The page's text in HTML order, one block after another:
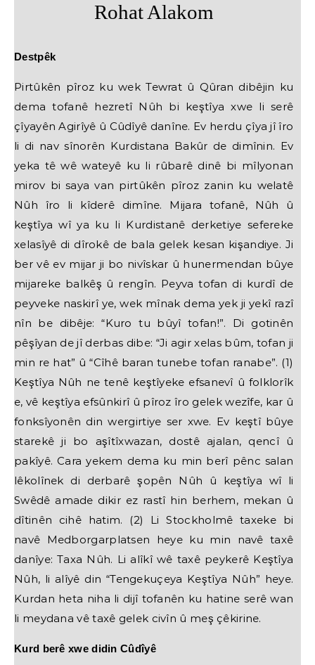
Rohat Alakom
Destpêk
Pirtûkên pîroz ku wek Tewrat û Qûran dibêjin ku
dema tofanê hezretî Nûh bi keştîya xwe li serê
çîyayên Agirîyê û Cûdîyê danîne. Ev herdu çîya jî îro
li di nav sînorên Kurdistana Bakûr de dimînin. Ev
yeka tê wê wateyê ku li rûbarê dinê bi mîlyonan
mirov bi saya van pirtûkên pîroz zanin ku welatê
Nûh îro li kîderê dimîne. Mijara tofanê, Nûh û
keştîya wî ya ku li Kurdistanê derketiye sefereke
xelasîyê di dîrokê de bala gelek kesan kişandiye. Ji
ber vê ev mijar ji bo nivîskar û hunermendan bûye
mijareke balkêş û rengîn. Peyva tofan di kurdî de
peyveke naskirî ye, wek mînak dema yek ji yekî razî
nîn be dibêje: “Kuro tu bûyî tofan!”. Di gotinên
pêşîyan de jî derbas dibe: “Ji agir xelas bûm, tofan ji
min re hat” û “Cîhê baran tunebe tofan ranabe”. (1)
Keştîya Nûh ne tenê keştîyeke efsanevî û folklorîk
e, vê keştîya efsûnkirî û pîroz îro gelek wezîfe, kar û
fonksîyonên din wergirtiye ser xwe. Ev keştî bûye
starekê ji bo aşîtîxwazan, dostê ajalan, qencî û
pakîyê. Cara yekem dema ku min berî pênc salan
lêkolînek di derbarê şopên Nûh û keştîya wî li
Swêdê amade dikir ez rastî hin berhem, mekan û
dîtinên cihê hatim. (2) Li Stockholmê taxeke bi
navê Medborgarplatsen heye ku min navê taxê
danîye: Taxa Nûh. Li alîkî wê taxê peykerê Keştîya
Nûh, li alîyê din “Tengekuçeya Keştîya Nûh” heye.
Kurdan heta niha li dijî tofanên ku hatine serê wan
li meydana vê taxê gelek civîn û meş çêkirine.
Kurd berê xwe didin Cûdîyê